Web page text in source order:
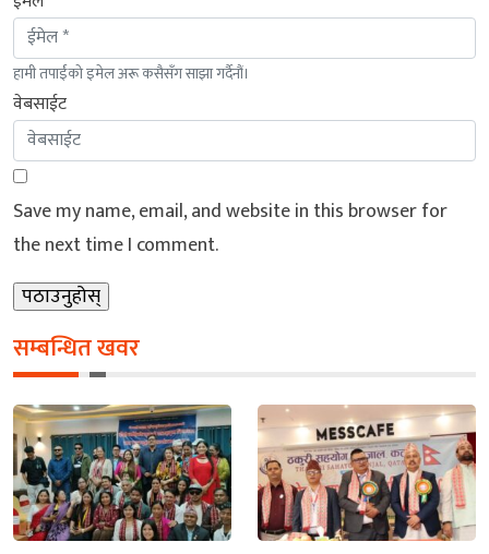
हामी तपाईंको इमेल अरू कसैसँग साझा गर्दैनौं।
वेबसाईट
Save my name, email, and website in this browser for
the next time I comment.
सम्बन्धित खवर